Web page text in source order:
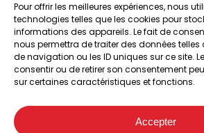
Pour offrir les meilleures expériences, nous
technologies telles que les cookies pour
informations des appareils. Le fait de
nous permettra de traiter des données
de navigation ou les ID uniques sur ce site.
consentir ou de retirer son consentement
sur certaines caractéristiques et fonctions.
Accepter
A l’abattoir de Chappes,
04 73 33 42 00